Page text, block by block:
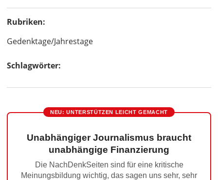
Rubriken:
Gedenktage/Jahrestage
Schlagwörter:
NEU: UNTERSTÜTZEN LEICHT GEMACHT
Unabhängiger Journalismus braucht
unabhängige Finanzierung
Die NachDenkSeiten sind für eine kritische
Meinungsbildung wichtig, das sagen uns sehr, sehr